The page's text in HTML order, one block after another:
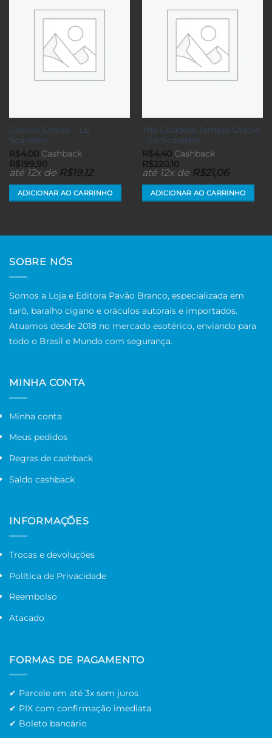
aos meus
desejos
Ceccoli Oracle – Lo
Scarabeo
R$4,00Cashback
R$199,90
até 12x de R$19,12
ADICIONAR AO CARRINHO
aos meus
desejos
The Goddess Temple Oracle
– Lo Scarabeo
R$4,40Cashback
R$220,10
até 12x de R$21,06
ADICIONAR AO CARRINHO
SOBRE NÓS
Somos a Loja e Editora Pavão Branco, especializada em
tarô, baralho cigano e oráculos autorais e importados.
Atuamos desde 2018 no mercado esotérico, enviando para
todo o Brasil e Mundo com segurança.
MINHA CONTA
Minha conta
Meus pedidos
Regras de cashback
Saldo cashback
INFORMAÇÕES
Trocas e devoluções
Política de Privacidade
Reembolso
Atacado
FORMAS DE PAGAMENTO
✔ Parcele em até 3x sem juros
✔ PIX com confirmação imediata
✔ Boleto bancário